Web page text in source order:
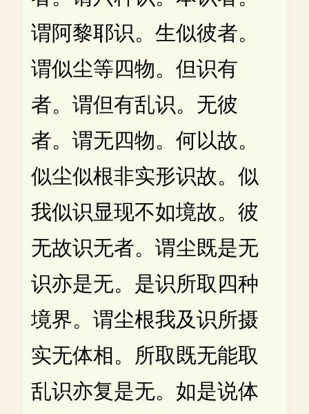
谓阿黎耶识。生似彼者。
谓似尘等四物。但识有
者。谓但有乱识。无彼
者。谓无四物。何以故。
似尘似根非实形识故。似
我似识显现不如境故。彼
无故识无者。谓尘既是无
识亦是无。是识所取四种
境界。谓尘根我及识所摄
实无体相。所取既无能取
乱识亦复是无。如是说体